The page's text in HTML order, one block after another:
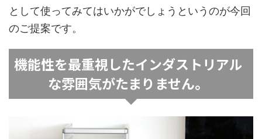
として使ってみてはいかがでしょうというのが今回
のご提案です。
機能性を最重視したインダストリアル
な雰囲気がたまりません。